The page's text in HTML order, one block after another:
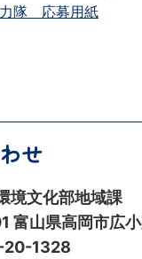
力隊 応募用紙
せ
境文化部地域課
富山県高岡市広
20-1328